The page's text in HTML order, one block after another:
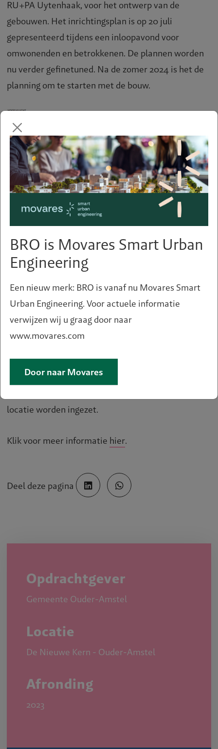
RU+PA Uytenhaak, voor het ontwerp van de
gebouwen. Het inrichtingsplan is op 20 juli
gepresenteerd tijdens een inloopavond voor
omwonenden en betrokkenen. De plannen worden
nu verder gefinetuned. Na de zomer 2024 is het de
planning om te starten met de bouw.
Impressie van RU + PA (rudy uytenhaak + partners
architecten)
Van FLEX naar 'De Nieuwe
Kern'
Het project FLEX geeft vooruitlopend op deze
ontwikkeling ruimte aan het woningtekort, zonder
een belemmering te zijn voor de uiteindelijke
15 jaar. Bewoners kunnen eerst in het project FLEX
wonen en later in ‘De Nieuwe Kern’. De woningen
locatie worden ingezet.
Klik voor meer informatie hier.
Deel deze pagina
Opdrachtgever
Gemeente Ouder-Amstel
Locatie
De Nieuwe Kern - Ouder-Amstel
Afronding
2023
BRO is Movares Smart Urban
Engineering
Een nieuw merk: BRO is vanaf nu Movares Smart
Urban Engineering. Voor actuele informatie
verwijzen wij u graag door naar
www.movares.com
Door naar Movares